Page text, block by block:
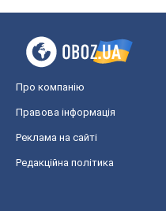
Про компанію
Правова інформація
Реклама на сайті
Редакційна політика